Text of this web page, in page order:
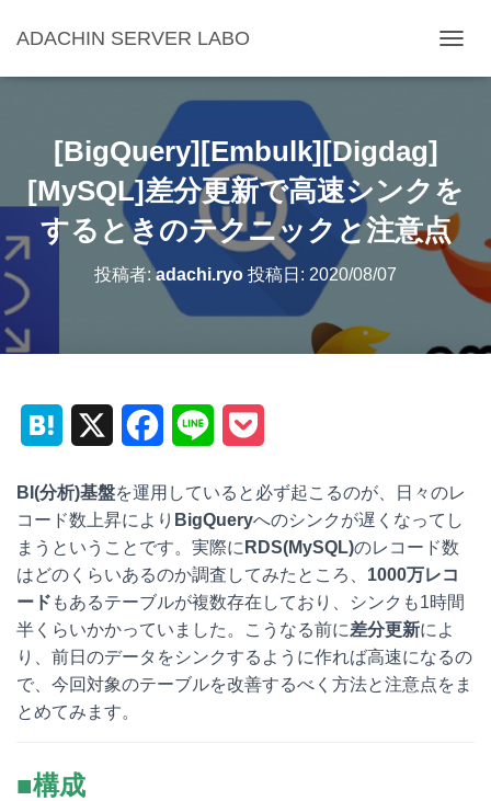
ADACHIN SERVER LABO
ビ
ン
を
切
り
え
[BigQuery][Embulk][Digdag]
[MySQL]差分更新で高速シンクを
するときのテクニックと注意点
投稿者:adachi.ryo 投稿日: 2020/08/07
e
a
e
o
e k
e
t
BI(分析)基盤を運用していると必ず起こるのが、日々のレ
コード数上昇により BigQueryへのシンクが遅くなってし
まうということです。実際に RDS(MySQL)のレコード数
はどのくらいあるのか調査してみたところ、 1000万レコ
ード もあるテーブルが複数存在しており、シンクも1時間
半くらいかかっていました。こうなる前に差分更新によ
り、前日のデータをシンクするように作れば高速になるの
で、今回対象のテーブルを改善するべく方法と注意点をま
とめてみます。
■構成